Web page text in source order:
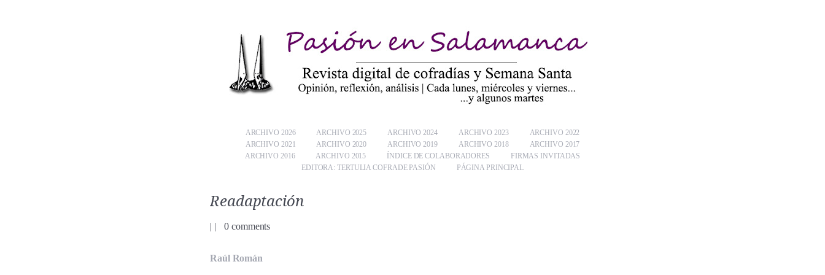
ARCHIVO 2026 ARCHIVO 2025 ARCHIVO 2024 ARCHIVO 2023
ARCHIVO 2022
ARCHIVO 2021
ARCHIVO 2020 ARCHIVO 2019 ARCHIVO 2018
ARCHIVO 2017
ARCHIVO 2016
ARCHIVO 2015 ÍNDICE DE COLABORADORES
FIRMAS INVITADAS
EDITORA: TERTULIA COFRADE PASIÓN
PÁGINA PRINCIPAL
Readaptación
| | 0 comments
Raúl Román